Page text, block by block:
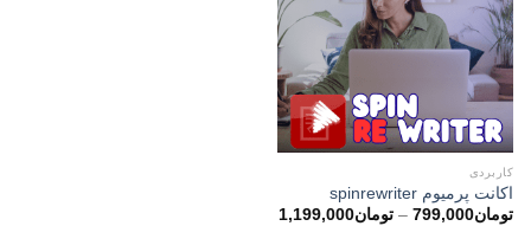
کاربردی
اکانت پرمیوم spinrewriter
تومان799,000
– تومان1,199,000محدوده